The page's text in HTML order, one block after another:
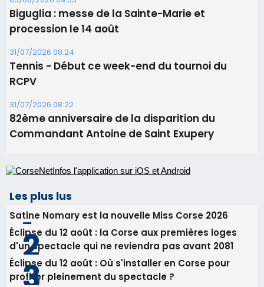
Biguglia : messe de la Sainte-Marie et
procession le 14 août
31/07/2026 08:24
Tennis - Début ce week-end du tournoi du
RCPV
31/07/2026 08:22
82ème anniversaire de la disparition du
Commandant Antoine de Saint Exupery
Les plus lus
Satine Nomary est la nouvelle Miss Corse 2026
Éclipse du 12 août : la Corse aux premières loges
d'un spectacle qui ne reviendra pas avant 2081
Éclipse du 12 août : Où s'installer en Corse pour
profiter pleinement du spectacle ?